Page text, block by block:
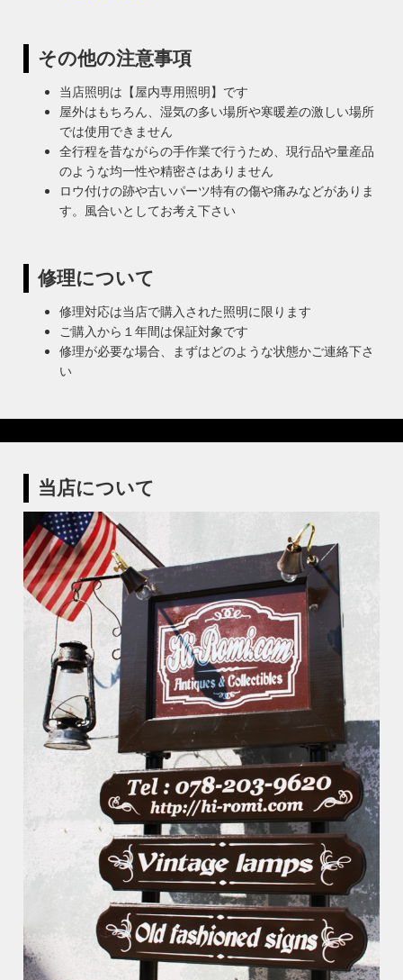
その他の注意事項
当店照明は【屋内専用照明】です
屋外はもちろん、湿気の多い場所や寒暖差の激しい場所
では使用できません
全行程を昔ながらの手作業で行うため、現行品や量産品
のような均一性や精密さはありません
ロウ付けの跡や古いパーツ特有の傷や痛みなどがありま
す。風合いとしてお考え下さい
修理について
修理対応は当店で購入された照明に限ります
ご購入から１年間は保証対象です
修理が必要な場合、まずはどのような状態かご連絡下さ
い
当店について